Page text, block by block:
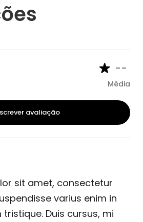
--
Média
avaliação
sit amet, consectetur
varius enim in
Duis cursus, mi